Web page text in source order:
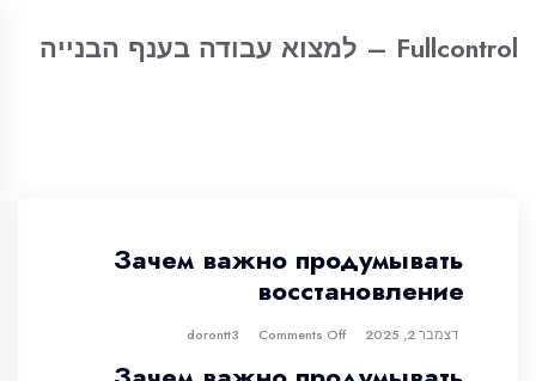
Fullcontrol – למצוא עבודה בענף הבנייה
Зачем важно продумывать
восстановление
דצמבר 2, 2025 dorontt3
Comments Off